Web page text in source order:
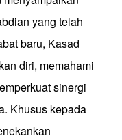
yang telah
baru, Kasad
diri, memahami
sinergi
Khusus kepada